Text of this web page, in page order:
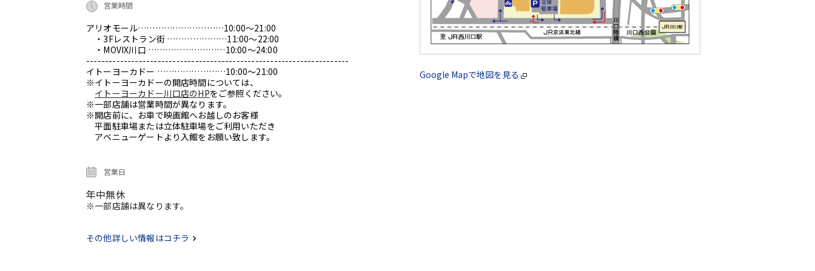
営業時間
アリオモール…………………………10:00～21:00
・3Fレストラン街 …………………11:00～22:00
・MOVIX川口 ………………………10:00～24:00
----------------------------------------------------------------------
イトーヨーカドー ……………………10:00～21:00
※イトーヨーカドーの開店時間については、
イトーヨーカドー川口店のHPをご参照ください。
※一部店舗は営業時間が異なります。
※開店前に、お車で映画館へお越しのお客様
平面駐車場または立体駐車場をご利用いただき
アベニューゲートより入館をお願い致します。
営業日
年中無休
※一部店舗は異なります。
その他詳しい情報はコチラ
Google Mapで地図を見る